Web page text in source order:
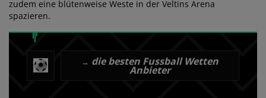
zudem eine blütenweise Weste in der Veltins Arena
spazieren.
→ die besten Fussball Wetten
Anbieter